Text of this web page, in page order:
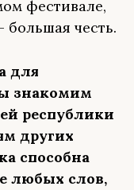
фестивале,
честь.
для
знакомим
республики
других
способна
любых слов,